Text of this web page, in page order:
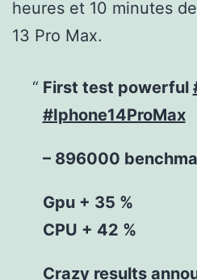
heures et 10 minutes
13 Pro Max.
First test powerful
#Iphone14ProMax
– 896000
Gpu + 35 %
CPU + 42 %
Crazy results